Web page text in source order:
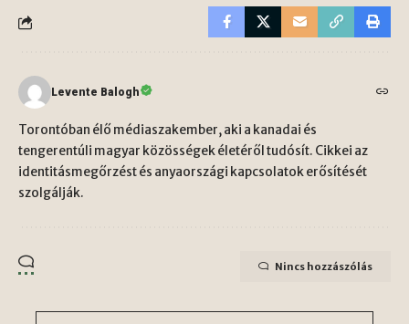
Levente Balogh
Torontóban élő médiaszakember, aki a kanadai és
tengerentúli magyar közösségek életéről tudósít. Cikkei az
identitásmegőrzést és anyaországi kapcsolatok erősítését
szolgálják.
Nincs hozzászólás